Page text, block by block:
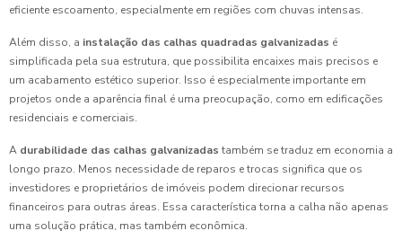
eficiente escoamento, especialmente em regiões com chuvas intensas.
Além disso, a instalação das calhas quadradas galvanizadas é
simplificada pela sua estrutura, que possibilita encaixes mais precisos e
um acabamento estético superior. Isso é especialmente importante em
projetos onde a aparência final é uma preocupação, como em edificações
residenciais e comerciais.
A durabilidade das calhas galvanizadas também se traduz em economia a
longo prazo. Menos necessidade de reparos e trocas significa que os
investidores e proprietários de imóveis podem direcionar recursos
financeiros para outras áreas. Essa característica torna a calha não apenas
uma solução prática, mas também econômica.